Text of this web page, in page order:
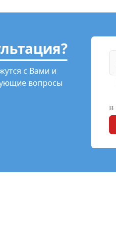
с Вами и
вопросы
в